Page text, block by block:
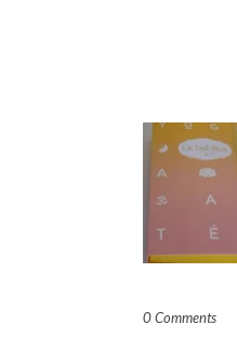
0 Comments